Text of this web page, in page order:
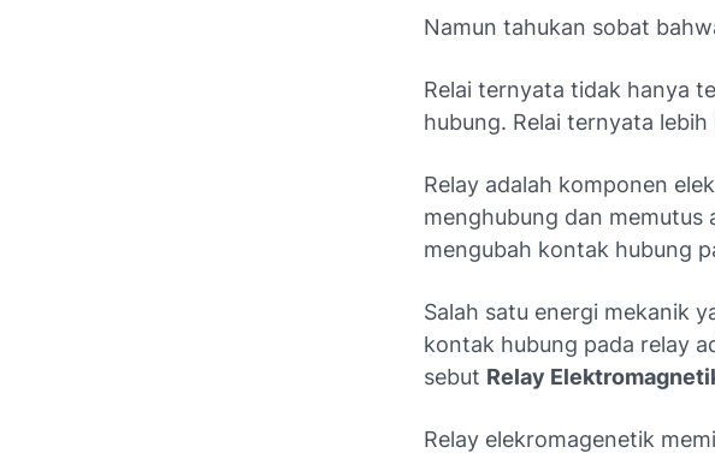
Namun tahukan sobat
Relai ternyata tidak hanya
hubung. Relai ternyata
Relay adalah komponen
menghubung dan memutus
mengubah kontak hubung
Salah satu energi mekanik
kontak hubung pada relay
sebut Relay
Relay elekromagenetik